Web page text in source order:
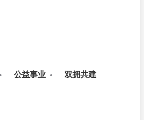
公益事业 双拥共建